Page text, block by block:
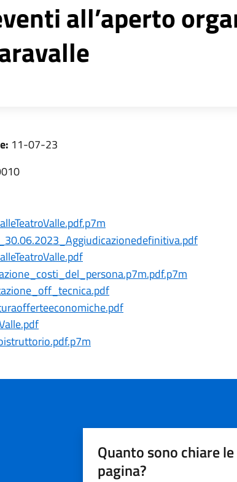
all’aperto
11-07-23
Quanto sono chiare
pagina?